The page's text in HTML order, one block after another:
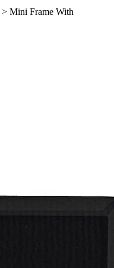
> Mini Frame With